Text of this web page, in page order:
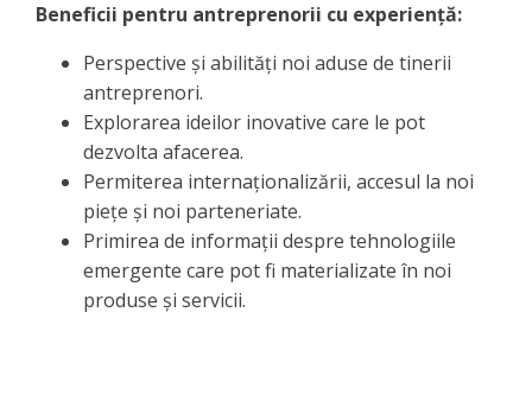
Beneficii pentru antreprenorii cu experiență:
Perspective și abilități noi aduse de tinerii
antreprenori.
Explorarea ideilor inovative care le pot
dezvolta afacerea.
Permiterea internaționalizării, accesul la noi
piețe și noi parteneriate.
Primirea de informații despre tehnologiile
emergente care pot fi materializate în noi
produse și servicii.